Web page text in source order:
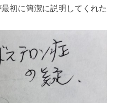
初に簡潔に説明してくれた